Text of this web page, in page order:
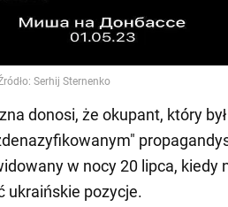
donosi, że okupant, który
w nocy 20 lipca, kiedy
ukraińskie pozycje.